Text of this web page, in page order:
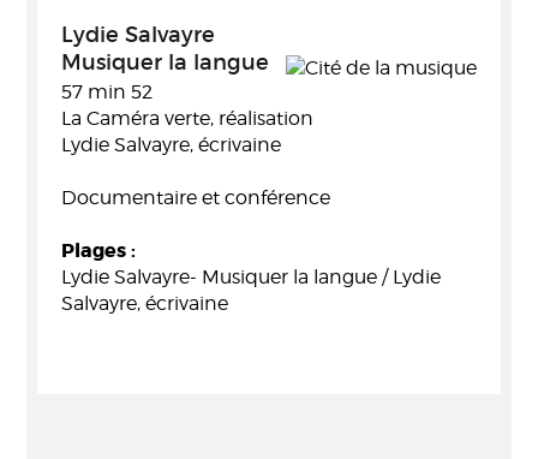
Lydie Salvayre
Musiquer la langue
57 min 52
La Caméra verte, réalisation
Lydie Salvayre, écrivaine
Documentaire et conférence
Plages :
Lydie Salvayre- Musiquer la langue / Lydie
Salvayre, écrivaine